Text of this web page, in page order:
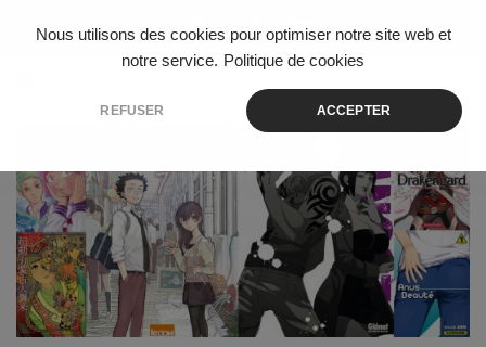
Nous utilisons des cookies pour optimiser notre site web et
notre service. Politique de cookies
REFUSER ACCEPTER
Skip to content